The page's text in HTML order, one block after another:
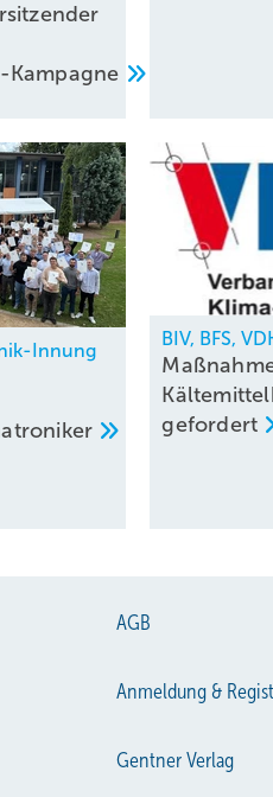
Kampagne
Innung
BIV, BFS,
gefordert
AGB
Anmeldung &
Gentner Verlag